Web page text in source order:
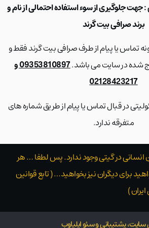
: جهت جلوگیری از سوء استفاده احتمالی از نام و
برند صرافی بیت گرند
تماس یا پیام از طرف صرافی بیت گرند فقط و
شده در سایت می باشد.
09353810897 و
02128423217
در قبال تماس یا پیام از طریق شماره های
متفرقه ندارد.
انسانی در گیتی وجود ندارد. پس لطفا … هر
برای دیگران نیز بخواهید… ( تابع قوانین
)
پشتیبانی و سئو ایلیاوب